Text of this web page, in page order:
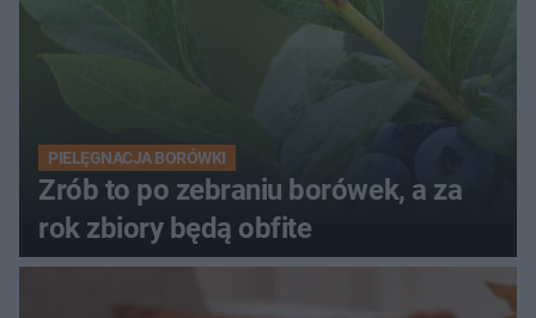
PIELĘGNACJA BORÓWKI
Zrób to po zebraniu borówek, a za
rok zbiory będą obfite